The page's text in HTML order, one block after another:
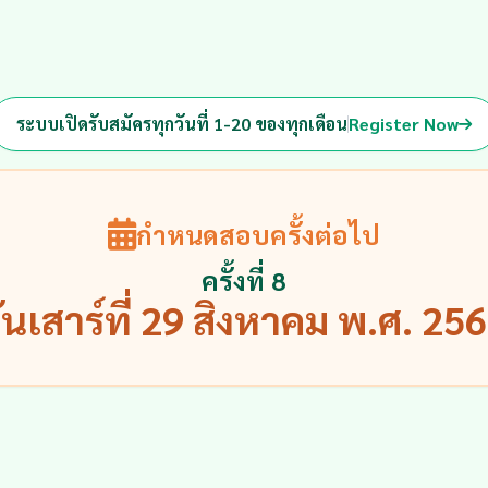
ระบบเปิดรับสมัครทุกวันที่ 1-20 ของทุกเดือนRegister Now
กำหนดสอบครั้งต่อไป
ครั้งที่ 8
เสาร์ที่ 29 สิงหาคม พ.ศ.